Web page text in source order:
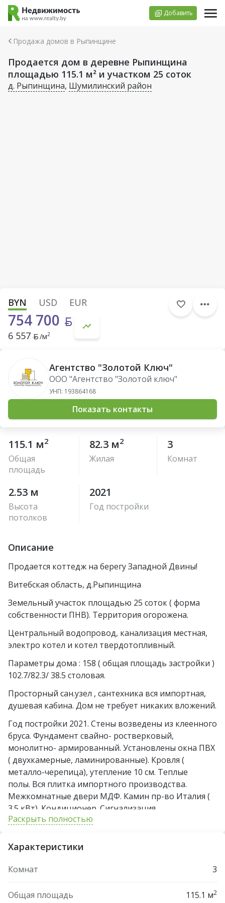
Добавить
Продажа домов в Рыпинщине
Продается дом в деревне Рыпинщина
площадью 115.1 м² и участком 25 соток
д. Рыпинщина, Шумилинский район
115.1 м2
Общая
площадь
82.3 м2
Жилая
3
Комнат
2.53 м
Высота
потолков
2021
Год постройки
Описание
Продается коттедж на берегу Западной Двины!
Витебская область, д.Рыпинщина
Земельный участок площадью 25 соток ( форма
собственности ПНВ). Территория огорожена.
Центральный водопровод, канализация местная,
электро котел и котел твердотопливный.
Параметры дома : 158 ( общая площадь застройки )
102.7/82.3/ 38.5 столовая.
Просторный сан.узел , сантехника вся импортная,
душевая кабина. Дом не требует никаких вложений.
Год постройки 2021. Стены возведены из клеенного
бруса. Фундамент свайно- ростверковый,
монолитно- армированный. Установлены окна ПВХ
( двухкамерные, ламинированные). Кровля (
металло-черепица), утепление 10 см. Теплые
полы. Вся плитка импортного производства.
Межкомнатные двери МДФ. Камин пр-во Италия (
3.5 кВт). Кондиционер. Сигнализация.
Встроенная кухня по индивидуальному проекту.
вытяжка, посудомоечная машина. Кухонный
Участок спланирован, тротуарная плитка, гараж,
баня. Просторная терраса с шикарным видом на
Раскрыть полностью
Характеристики
Комнат 3
Общая площадь 115.1 м2
BYN USD EUR
754 700
6 557 /м2
Агентство "Золотой Ключ"
OOO "Агентство "Золотой ключ"
УНП: 193864168
Показать контакты